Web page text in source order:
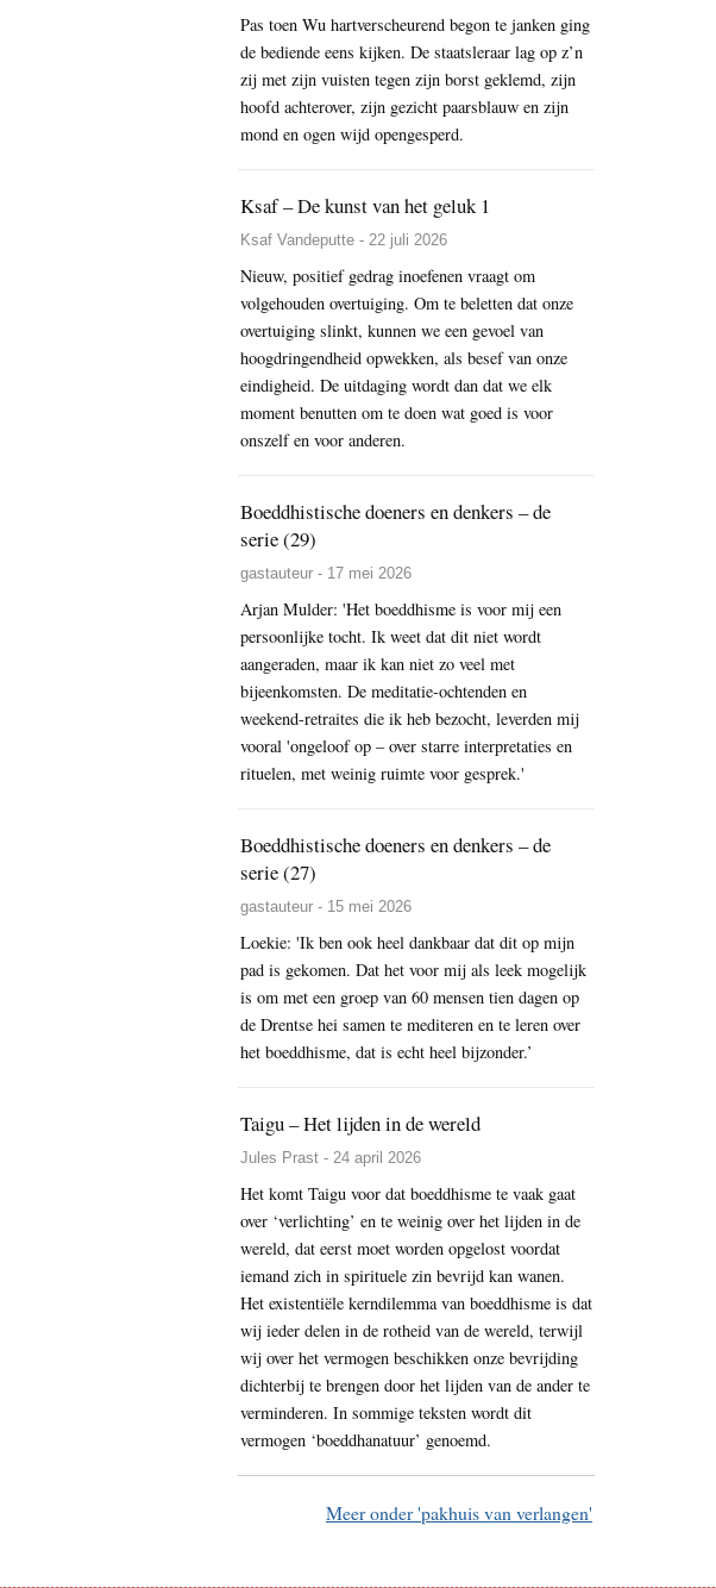
Pas toen Wu hartverscheurend begon te janken ging
de bediende eens kijken. De staatsleraar lag op z’n
zij met zijn vuisten tegen zijn borst geklemd, zijn
hoofd achterover, zijn gezicht paarsblauw en zijn
mond en ogen wijd opengesperd.
Ksaf – De kunst van het geluk 1
Ksaf Vandeputte - 22 juli 2026
Nieuw, positief gedrag inoefenen vraagt om
volgehouden overtuiging. Om te beletten dat onze
overtuiging slinkt, kunnen we een gevoel van
hoogdringendheid opwekken, als besef van onze
eindigheid. De uitdaging wordt dan dat we elk
moment benutten om te doen wat goed is voor
onszelf en voor anderen.
Boeddhistische doeners en denkers – de
serie (29)
gastauteur - 17 mei 2026
Arjan Mulder: 'Het boeddhisme is voor mij een
persoonlijke tocht. Ik weet dat dit niet wordt
aangeraden, maar ik kan niet zo veel met
bijeenkomsten. De meditatie-ochtenden en
weekend-retraites die ik heb bezocht, leverden mij
vooral 'ongeloof op – over starre interpretaties en
rituelen, met weinig ruimte voor gesprek.'
Boeddhistische doeners en denkers – de
serie (27)
gastauteur - 15 mei 2026
Loekie: 'Ik ben ook heel dankbaar dat dit op mijn
pad is gekomen. Dat het voor mij als leek mogelijk
is om met een groep van 60 mensen tien dagen op
de Drentse hei samen te mediteren en te leren over
het boeddhisme, dat is echt heel bijzonder.’
Taigu – Het lijden in de wereld
Jules Prast - 24 april 2026
Het komt Taigu voor dat boeddhisme te vaak gaat
over ‘verlichting’ en te weinig over het lijden in de
wereld, dat eerst moet worden opgelost voordat
iemand zich in spirituele zin bevrijd kan wanen.
Het existentiële kerndilemma van boeddhisme is dat
wij ieder delen in de rotheid van de wereld, terwijl
wij over het vermogen beschikken onze bevrijding
dichterbij te brengen door het lijden van de ander te
verminderen. In sommige teksten wordt dit
vermogen ‘boeddhanatuur’ genoemd.
Meer onder 'pakhuis van verlangen'